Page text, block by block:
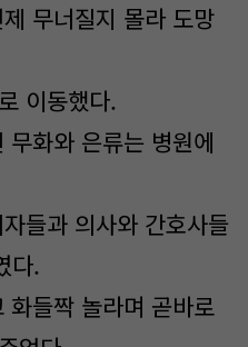
무너질지 몰라 도망
이동했다.
화와 은류는 병원에
들과 의사와 간호사들
다.
화들짝 놀라며 곧바로